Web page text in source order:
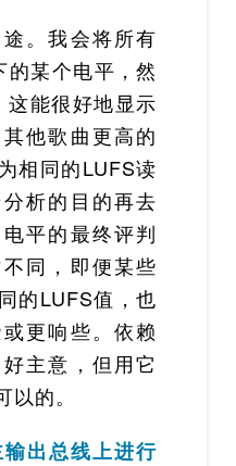
。我会将所有
某个电平，然
这能很好地显示
他歌曲更高的
相同的LUFS读
析的目的再去
平的最终评判
同，即便某些
的LUFS值，也
更响些。依赖
主意，但用它
的。
出总线上进行